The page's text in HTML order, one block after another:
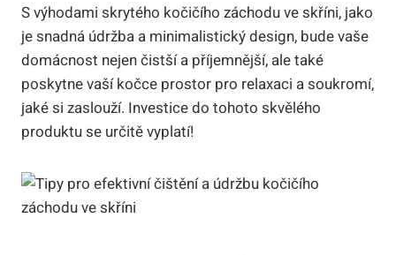
S výhodami skrytého kočičího záchodu ve skříni, jako
je snadná údržba a minimalistický design, bude vaše
domácnost nejen čistší a příjemnější, ale také
poskytne vaší kočce prostor pro relaxaci a soukromí,
jaké si zaslouží. Investice do tohoto skvělého
produktu se určitě vyplatí!